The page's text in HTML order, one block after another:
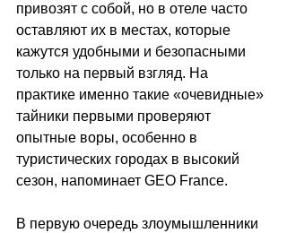
привозят с собой, но в отеле часто
оставляют их в местах, которые
кажутся удобными и безопасными
только на первый взгляд. На
практике именно такие «очевидные»
тайники первыми проверяют
опытные воры, особенно в
туристических городах в высокий
сезон, напоминает GEO France.
В первую очередь злоумышленники